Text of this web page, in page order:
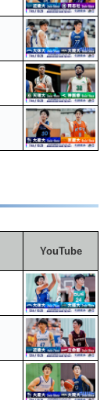
YouTube